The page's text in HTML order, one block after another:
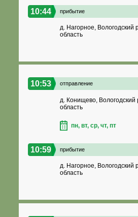
10:44 прибытие
д. Нагорное, Вологодский
область
10:53 отправление
д. Конищево, Вологодский
область
пн, вт, ср, чт, пт
10:59 прибытие
д. Нагорное, Вологодский
область